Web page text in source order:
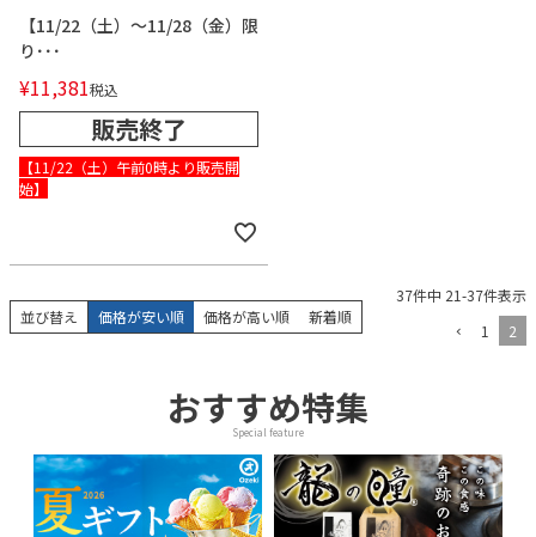
【11/22（土）～11/28（金）限
り･･･
¥11,381税込
販売終了
【11/22（土）午前0時より販売開
始】
並び替え 価格が安い順 価格が高い順 新着順
37件中 21-37件表示
1
2
おすすめ特集
Special feature